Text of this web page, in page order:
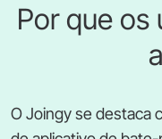
Por que os
O Joingy se destaca